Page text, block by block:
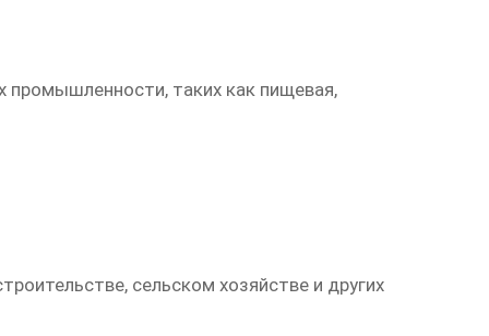
промышленности, таких как пищевая,
сельском хозяйстве и других